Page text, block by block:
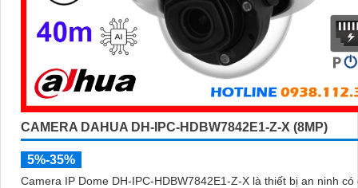
CAMERA DAHUA DH-IPC-HDBW7842E1-Z-X (8MP)
5%-35%
Camera IP Dome DH-IPC-HDBW7842E1-Z-X là thiết bị an ninh có